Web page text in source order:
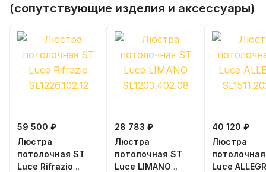
(сопутствующие изделия и аксессуары)
59 500 ₽
Люстра
потолочная ST
Luce Rifrazio
28 783 ₽
Люстра
потолочная ST
Luce LIMANO
40 120 ₽
Люстра
Luce